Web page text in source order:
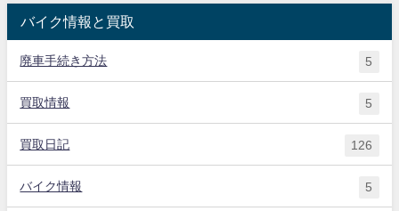
バイク情報と買取
廃車手続き方法 5
買取情報 5
買取日記 126
バイク情報 5